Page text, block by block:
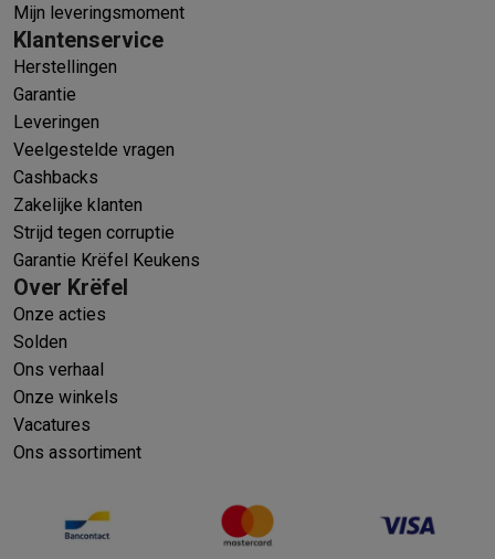
Mijn leveringsmoment
Klantenservice
Herstellingen
Garantie
Leveringen
Veelgestelde vragen
Cashbacks
Zakelijke klanten
Strijd tegen corruptie
Garantie Krëfel Keukens
Over Krëfel
Onze acties
Solden
Ons verhaal
Onze winkels
Vacatures
Ons assortiment